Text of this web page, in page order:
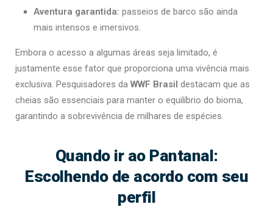
Aventura garantida: passeios de barco são ainda
mais intensos e imersivos.
Embora o acesso a algumas áreas seja limitado, é
justamente esse fator que proporciona uma vivência mais
exclusiva. Pesquisadores da WWF Brasil destacam que as
cheias são essenciais para manter o equilíbrio do bioma,
garantindo a sobrevivência de milhares de espécies.
Quando ir ao Pantanal:
Escolhendo de acordo com seu
perfil